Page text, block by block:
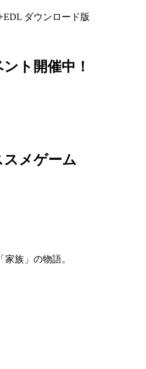
ダウンロード版
ト開催中！
メゲーム
族」の物語。